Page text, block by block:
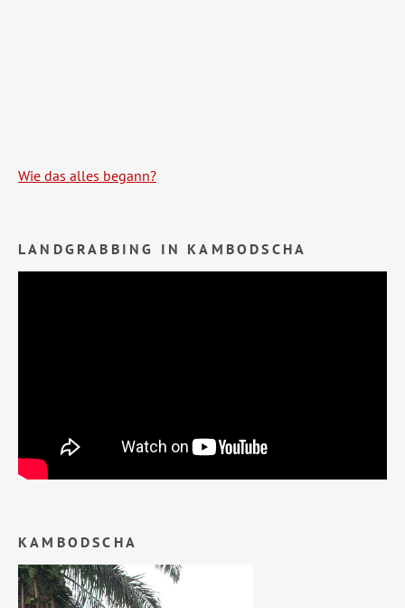
Wie das alles begann?
LANDGRABBING IN KAMBODSCHA
KAMBODSCHA